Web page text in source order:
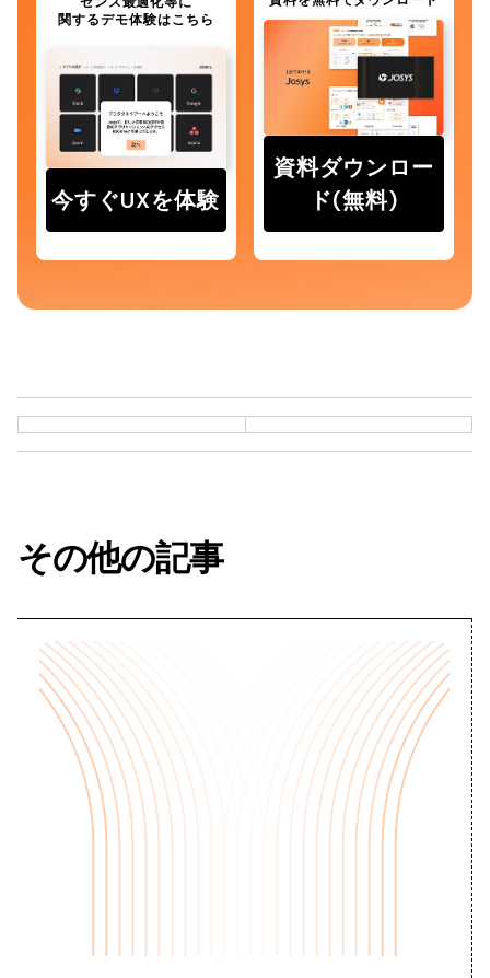
関するデモ体験はこちら
今すぐUXを体験
資料ダウンロー
ド(無料)
その他の記事